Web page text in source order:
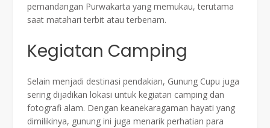
pemandangan Purwakarta yang memukau, terutama
saat matahari terbit atau terbenam.
Kegiatan Camping
Selain menjadi destinasi pendakian, Gunung Cupu juga
sering dijadikan lokasi untuk kegiatan camping dan
fotografi alam. Dengan keanekaragaman hayati yang
dimilikinya, gunung ini juga menarik perhatian para